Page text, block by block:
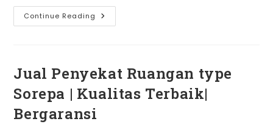
Continue Reading Type
PVC
Jual Penyekat Ruangan type
Sorepa | Kualitas Terbaik|
Bergaransi